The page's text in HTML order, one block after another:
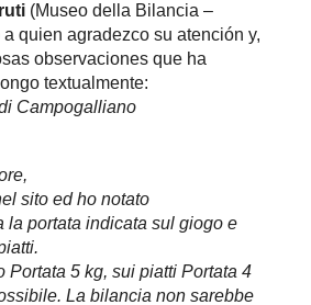
(Museo della Bilancia –
a quien agradezco su atención y,
observaciones que ha
textualmente:
Campogalliano
sito ed ho notato
la portata indicata sul giogo e
Portata 5 kg, sui piatti Portata 4
La bilancia non sarebbe